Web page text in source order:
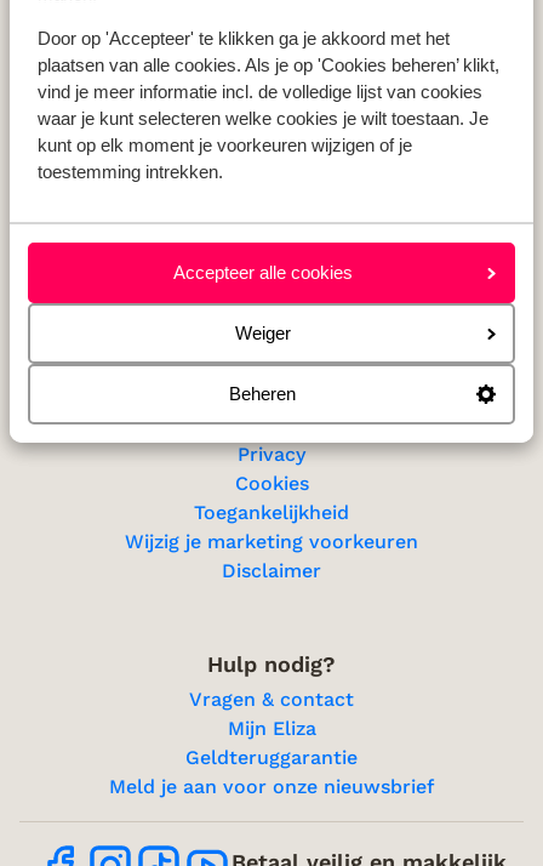
Door op 'Accepteer' te klikken ga je akkoord met het
plaatsen van alle cookies. Als je op 'Cookies beheren’ klikt,
vind je meer informatie incl. de volledige lijst van cookies
waar je kunt selecteren welke cookies je wilt toestaan. Je
kunt op elk moment je voorkeuren wijzigen of je
toestemming intrekken.
Accepteer alle cookies
Weiger
Beheren
Zomervakantie
Herfstvakantie
Verantwoord op vakantie
Vacatures
Sitemap
Privacy & cookies
Privacy
Cookies
Toegankelijkheid
Wijzig je marketing voorkeuren
Disclaimer
Hulp nodig?
Vragen & contact
Mijn Eliza
Geldteruggarantie
Meld je aan voor onze nieuwsbrief